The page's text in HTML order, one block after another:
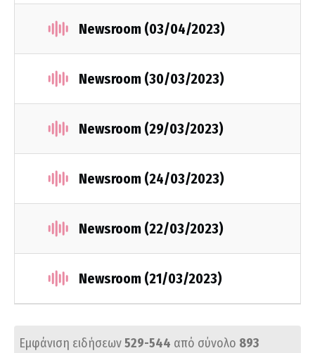
Newsroom (03/04/2023)
Newsroom (30/03/2023)
Newsroom (29/03/2023)
Newsroom (24/03/2023)
Newsroom (22/03/2023)
Newsroom (21/03/2023)
Εμφάνιση ειδήσεων529-544 από σύνολο 893